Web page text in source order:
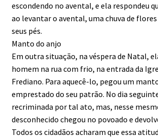
escondendo no avental, e ela respondeu
ao levantar o avental, uma chuva de flores
seus pés.
Manto do anjo
Em outra situação, na véspera de Natal,
homem na rua com frio, na entrada da
Frediano. Para aquecê-lo, pegou um
emprestado do seu patrão. No dia
recriminada por tal ato, mas, nesse
desconhecido chegou no povoado e
Todos os cidadãos acharam que essa